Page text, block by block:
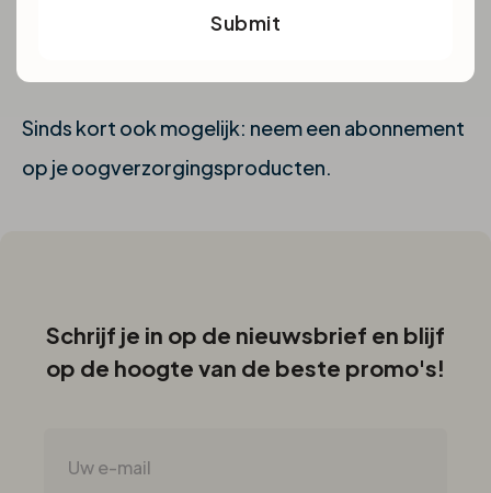
zijn met bestellen, op deze manier heb je je
Sinds kort ook mogelijk: neem een abonnement
op je oogverzorgingsproducten.
Schrijf je in op de nieuwsbrief en blijf
op de hoogte van de beste promo's!
Submit